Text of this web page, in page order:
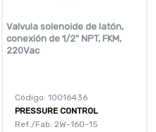
Valvula solenoide de latón,
conexión de 1/2" NPT, FKM,
220Vac
Código: 10016436
PRESSURE CONTROL
Ref./Fab: 2W-160-15